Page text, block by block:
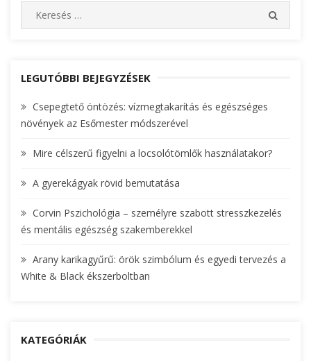
e
c
f
o
:
E
LEGUTÓBBI BEJEGYZÉSEK
Csepegtető öntözés: vízmegtakarítás és egészséges
növények az Esőmester módszerével
Mire célszerű figyelni a locsolótömlők használatakor?
A gyerekágyak rövid bemutatása
Corvin Pszichológia – személyre szabott stresszkezelés
és mentális egészség szakemberekkel
Arany karikagyűrű: örök szimbólum és egyedi tervezés a
White & Black ékszerboltban
KATEGÓRIÁK